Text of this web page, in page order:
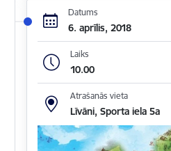
Datums
6. aprīlis, 2018
Laiks
10.00
Atrašanās vieta
Līvāni, Sporta iela 5a